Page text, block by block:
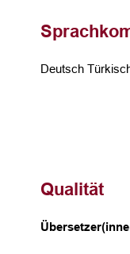
Deutsch
Qualität